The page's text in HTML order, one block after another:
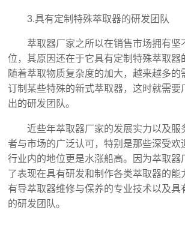
3.具有定制特殊萃取器的研发团队
萃取器厂家之所以在销售市场拥有坚
位，其原因还在于它具有定制特殊萃取器
随着萃取物质复杂度的加大，越来越多的
订制某些特殊的新式萃取器，这时就需要
出的研发团队。
近些年萃取器厂家的发展实力以及服
者与市场的广泛认可，特别是那些深受欢
行业内的地位更是水涨船高。因为萃取器
了表现在具有研发和制作各类萃取器的能
有导萃取器维修与保养的专业技术以及具
的研发团队。